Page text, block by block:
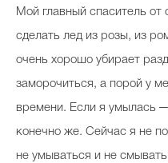
Мой главный спаситель
сделать лед из розы, из
очень хорошо убирает
заморочиться, а порой у
времени. Если я умылась
конечно же. Сейчас я не
не умываться и не